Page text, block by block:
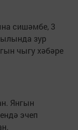
сишәмбе, 3
зур
чыгу хәбәре
Янгын
эчеп